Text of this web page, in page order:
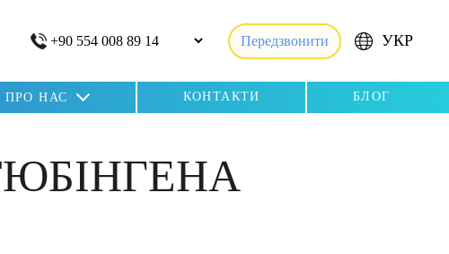
Передзвонити УКР
ПРО НАС КОНТАКТИ БЛОГ